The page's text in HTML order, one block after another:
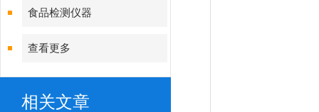
食品检测仪器
查看更多
相关文章